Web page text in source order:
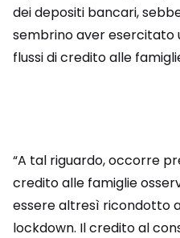
dei depositi bancari,
sembrino aver esercitato
flussi di credito alle
“A tal riguardo, occorre
credito alle famiglie
essere altresì ricondotto
lockdown. Il credito al